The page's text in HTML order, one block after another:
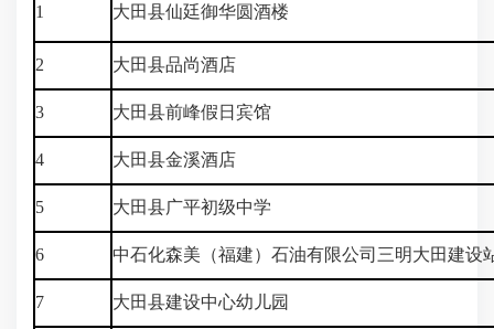
1 大田县仙廷御华圆酒楼
2 大田县品尚酒店
3 大田县前峰假日宾馆
4 大田县金溪酒店
5 大田县广平初级中学
6 中石化森美（福建）石油有限公司三明大田建设
7 大田县建设中心幼儿园